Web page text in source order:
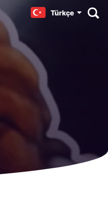
Türkçe